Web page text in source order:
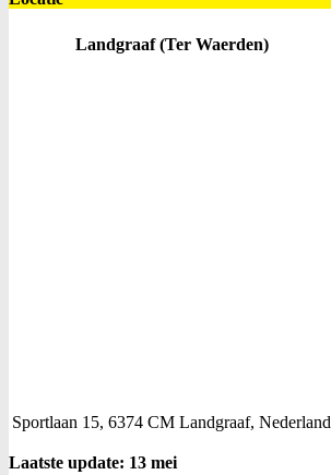
Landgraaf (Ter Waerden)
Sportlaan 15, 6374 CM Landgraaf, Nederland
Laatste update: 13 mei